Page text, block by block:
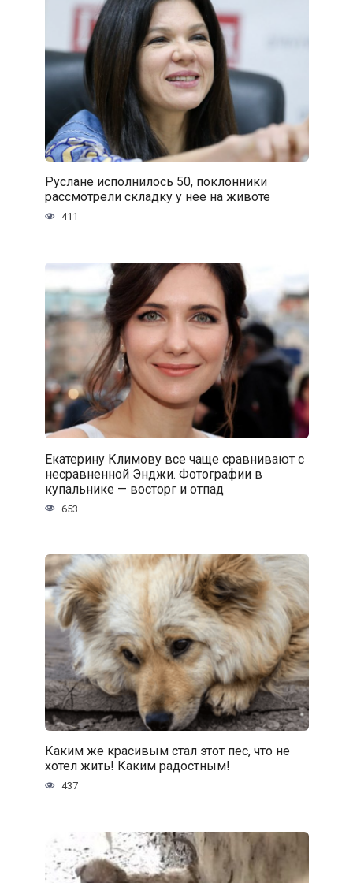
Руслане исполнилось 50, поклонники
рассмотрели складку у нее на животе
411
Екатерину Климову все чаще сравнивают с
несравненной Энджи. Фотографии в
купальнике — восторг и отпад
653
Каким же красивым стал этот пес, что не
хотел жить! Каким радостным!
437